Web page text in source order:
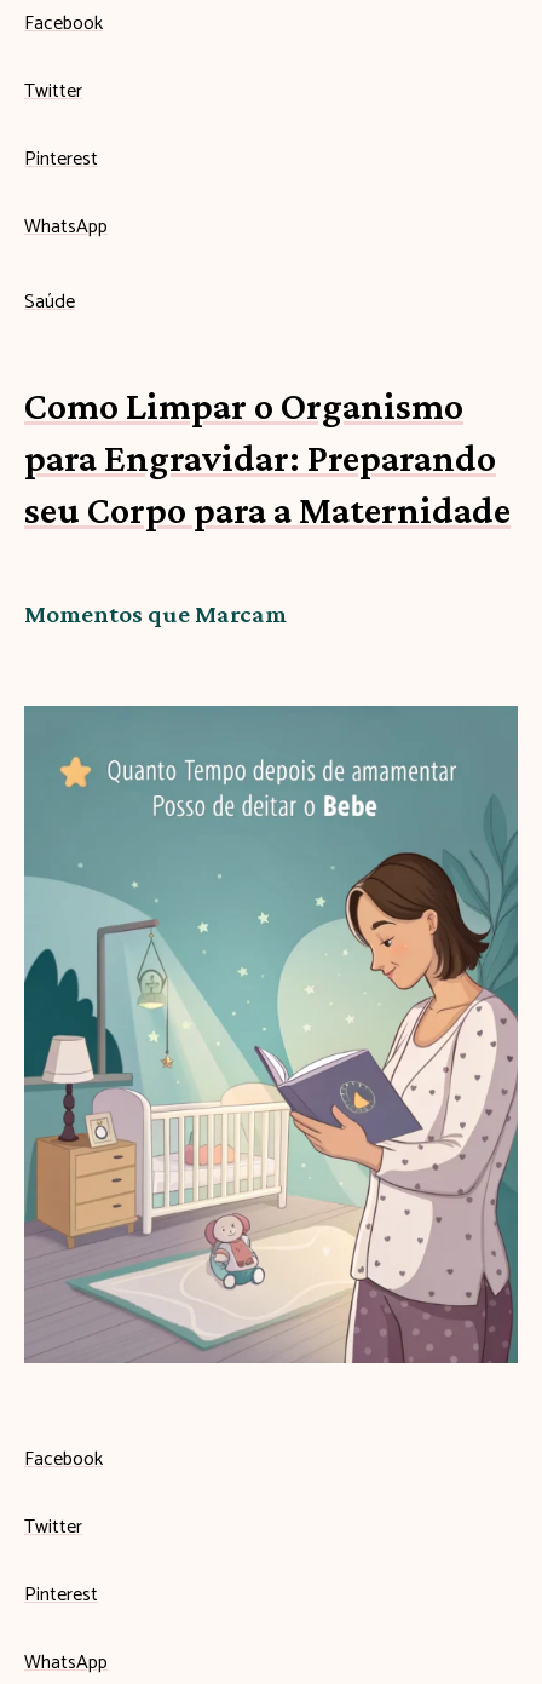
Facebook
Twitter
Pinterest
WhatsApp
Saúde
Como Limpar o Organismo
para Engravidar: Preparando
seu Corpo para a Maternidade
Momentos que Marcam
Facebook
Twitter
Pinterest
WhatsApp